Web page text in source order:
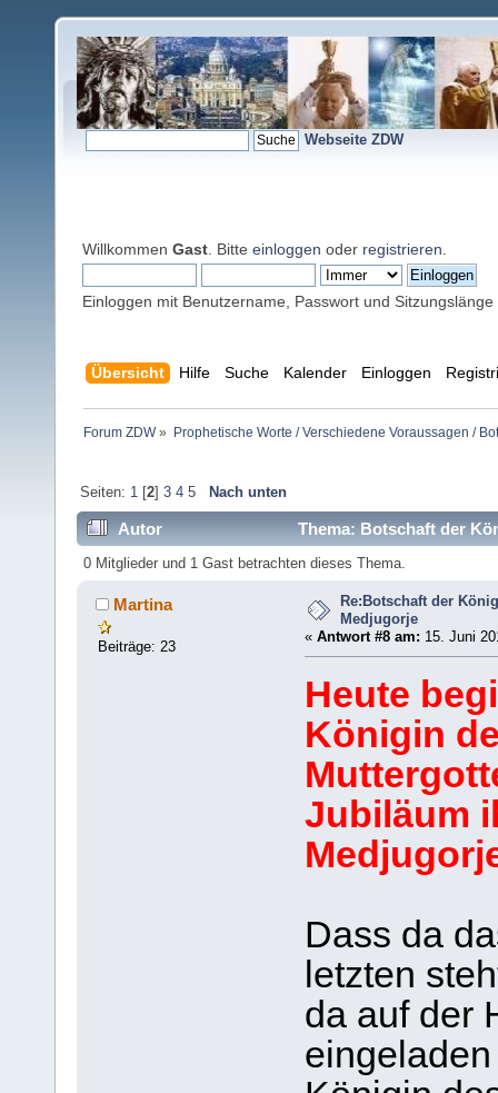
Webseite ZDW
Willkommen Gast . Bitte einloggen oder registrieren
Einloggen mit Benutzername, Passwort und Sitzungslänge
Übersicht Hilfe Suche Kalender Einloggen
Forum ZDW» Prophetische Worte / Verschiedene Voraussagen /
Seiten: 1[2] 3 4 5 Nach unten
Autor Thema: Botschaft der
0 Mitglieder und 1 Gast betrachten dieses Thema.
Martina
Beiträge: 23
Re:Botschaft der
Medjugorje
« Antwort #8 am: 15. Juni
Heute
Königin
Jubiläum
Dass da
letzten
da auf der